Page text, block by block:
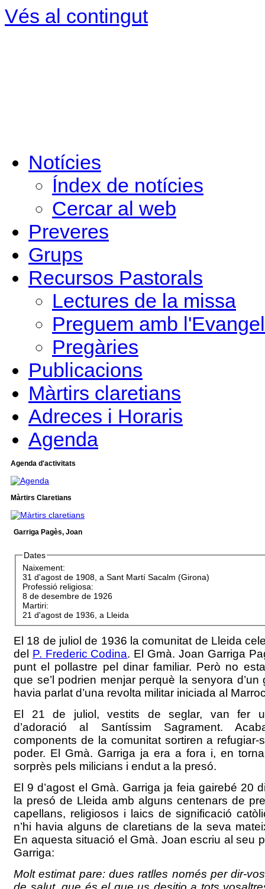
Vés al contingut
Notícies
Índex de notícies
Cercar al web
Preveres
Grups
Recursos Pastorals
Lectures de la missa
Preguem amb
Pregàries
Publicacions
Màrtirs claretians
Adreces i Horaris
Agenda
Agenda d'activitats
Màrtirs Claretians
Garriga Pagès, Joan
Dates
Naixement:
31 d'agost de 1908, a Sant Martí Sacalm (Girona)
Professió religiosa:
8 de desembre de 1926
Martiri:
21 d'agost de 1936, a Lleida
El 18 de juliol de 1936 la comunitat de Lleida
del P. Frederic Codina. El Gmà. Joan Garriga
punt el pollastre pel dinar familiar. Però no
que se’l podrien menjar perquè la senyora d’un
havia parlat d’una revolta militar iniciada al
El 21 de juliol, vestits de seglar, van fer
d’adoració al Santíssim Sagrament.
components de la comunitat sortiren a refugiar-
poder. El Gmà. Garriga ja era a fora i, en
sorprès pels milicians i endut a la presó.
El 9 d’agost el Gmà. Garriga ja feia gairebé 20
la presó de Lleida amb alguns centenars de
capellans, religiosos i laics de significació
n’hi havia alguns de claretians de la seva
En aquesta situació el Gmà. Joan escriu al seu
Garriga:
Molt estimat pare: dues ratlles només per dir-